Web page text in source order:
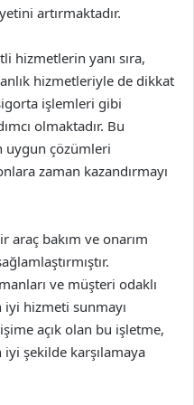
artırmaktadır.
hizmetlerin yanı sıra,
hizmetleriyle de dikkat
işlemleri gibi
olmaktadır. Bu
uygun çözümleri
zaman kazandırmayı
araç bakım ve onarım
ve müşteri odaklı
iyi hizmeti sunmayı
açık olan bu işletme,
şekilde karşılamaya